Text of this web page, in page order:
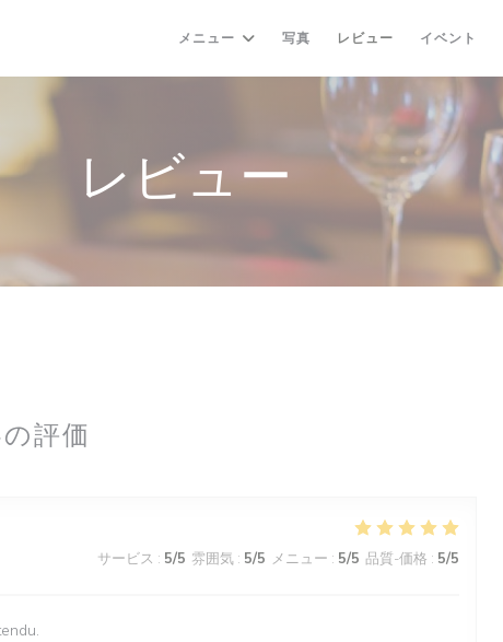
メニュー 写真 レビュー イベント
レビュー
評価
サービス : 5/5 雰囲気 : 5/5 メニュー : 5/5 品質-価格 : 5/5